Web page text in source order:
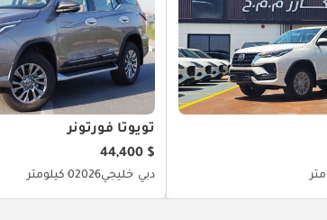
تويوتا فورتونر
$ 44,400
دبي خليجي20260 كيلومتر